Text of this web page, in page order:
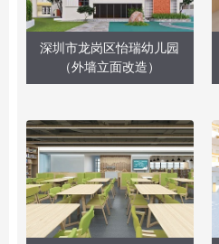
深圳市龙岗区怡瑞幼儿园
（外墙立面改造）